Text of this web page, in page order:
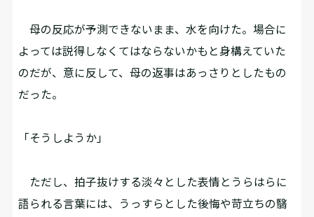
母の反応が予測できないまま、水を向けた。場合に
よっては説得しなくてはならないかもと身構えていた
のだが、意に反して、母の返事はあっさりとしたもの
だった。
「そうしようか」
ただし、拍子抜けする淡々とした表情とうらはらに
語られる言葉には、うっすらとした後悔や苛立ちの翳